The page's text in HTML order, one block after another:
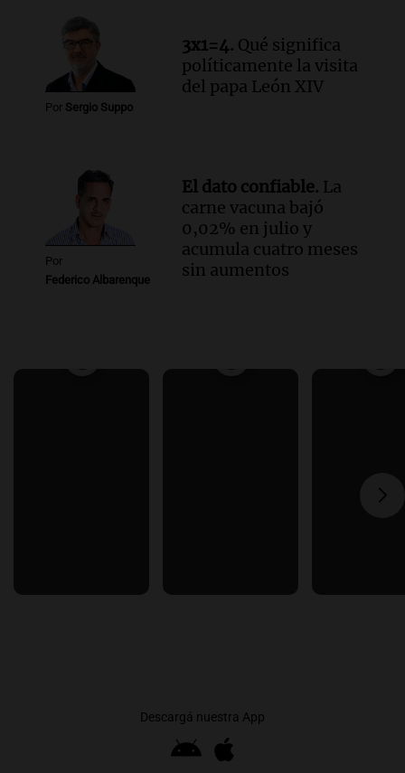
Por Sergio Suppo
3x1=4. Qué significa
políticamente la visita
del papa León XIV
Por
Federico Albarenque
El dato confiable. La
carne vacuna bajó
0,02% en julio y
acumula cuatro meses
sin aumentos
Descargá nuestra App